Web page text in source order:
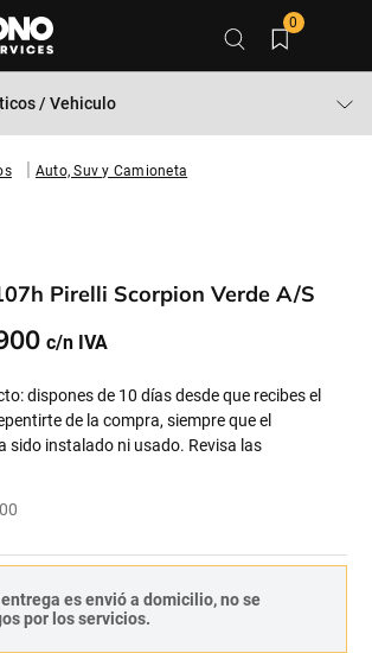
0
/ Vehiculo
Auto, Suv y Camioneta
Pirelli Scorpion Verde A/s
dispones de 10 días desde que recibes el
de la compra, siempre que el
sido instalado ni usado. Revisa las
es envió a domicilio, no se
por los servicios.